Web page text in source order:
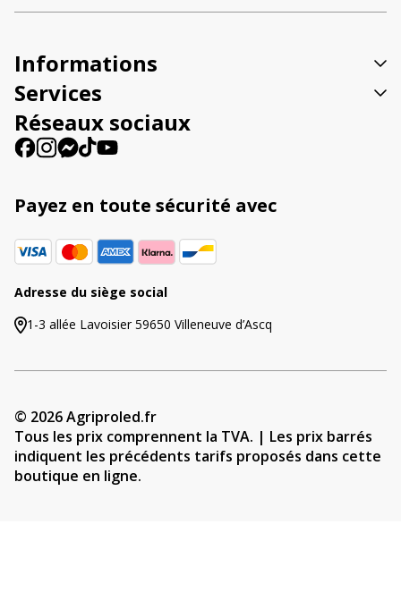
i
v
e
:
Informations
Services
Réseaux sociaux
Payez en toute sécurité avec
Adresse du siège social
1-3 allée Lavoisier 59650 Villeneuve d’Ascq
© 2026 Agriproled.fr
Tous les prix comprennent la TVA. | Les prix barrés
indiquent les précédents tarifs proposés dans cette
boutique en ligne.